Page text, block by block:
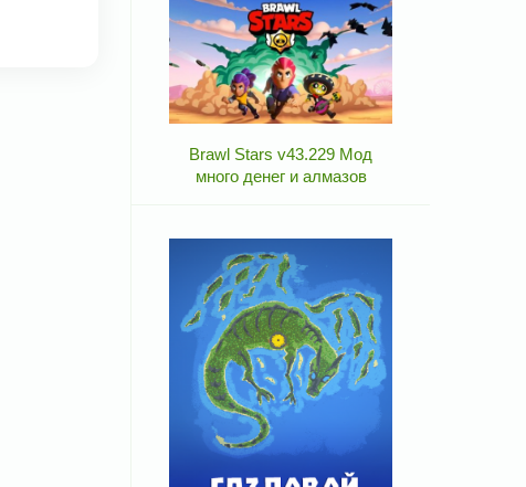
Brawl Stars v43.229 Мод
много денег и алмазов